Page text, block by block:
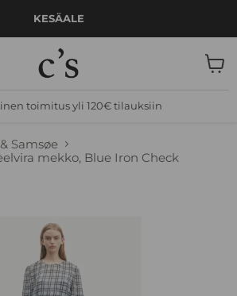
KESÄALE
toimitus yli 120€ tilauksiin
Samsøe
mekko, Blue Iron Check